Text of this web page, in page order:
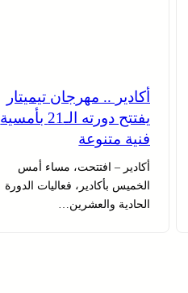
أكادير .. مهرجان تيميتار
يفتتح دورته الـ21 بأمسية
فنية متنوعة
أكادير – افتتحت، مساء أمس
الخميس بأكادير، فعاليات الدورة
الحادية والعشرين…